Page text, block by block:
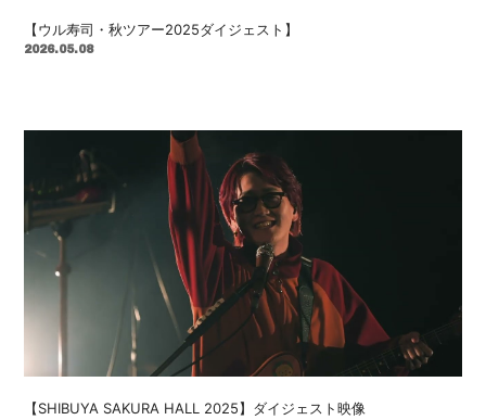
会員登録
【ウル寿司・秋ツアー2025ダイジェスト】
2026.05.08
【SHIBUYA SAKURA HALL 2025】ダイジェスト映像